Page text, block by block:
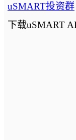
uSMART投资群
下载uSMART